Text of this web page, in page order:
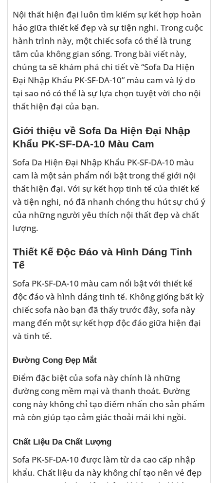
Nội thất hiện đại luôn tìm kiếm sự kết hợp hoàn
hảo giữa thiết kế đẹp và sự tiện nghi. Trong cuộc
hành trình này, một chiếc sofa có thể là trung
tâm của không gian sống. Trong bài viết này,
chúng ta sẽ khám phá chi tiết về “Sofa Da Hiện
Đại Nhập Khẩu PK-SF-DA-10” màu cam và lý do
tại sao nó có thể là sự lựa chọn tuyệt vời cho nội
thất hiện đại của bạn.
Giới thiệu về Sofa Da Hiện Đại Nhập
Khẩu PK-SF-DA-10 Màu Cam
Sofa Da Hiện Đại Nhập Khẩu PK-SF-DA-10 màu
cam là một sản phẩm nổi bật trong thế giới nội
thất hiện đại. Với sự kết hợp tinh tế của thiết kế
và tiện nghi, nó đã nhanh chóng thu hút sự chú ý
của những người yêu thích nội thất đẹp và chất
lượng.
Thiết Kế Độc Đáo và Hình Dáng Tinh
Tế
Sofa PK-SF-DA-10 màu cam nổi bật với thiết kế
độc đáo và hình dáng tinh tế. Không giống bất kỳ
chiếc sofa nào bạn đã thấy trước đây, sofa này
mang đến một sự kết hợp độc đáo giữa hiện đại
và tinh tế.
Đường Cong Đẹp Mắt
Điểm đặc biệt của sofa này chính là những
đường cong mềm mại và thanh thoát. Đường
cong này không chỉ tạo điểm nhấn cho sản phẩm
mà còn giúp tạo cảm giác thoải mái khi ngồi.
Chất Liệu Da Chất Lượng
Sofa PK-SF-DA-10 được làm từ da cao cấp nhập
khẩu. Chất liệu da này không chỉ tạo nên vẻ đẹp